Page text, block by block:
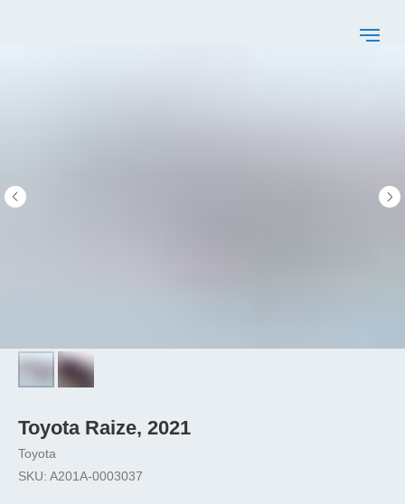
Toyota Raize, 2021
Toyota
SKU: A201A-0003037